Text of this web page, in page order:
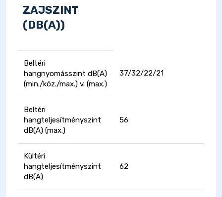
ZAJSZINT
(DB(A))
Beltéri
hangnyomásszint dB(A)
(min./köz./max.) v. (max.)
37/32/22/21
Beltéri
hangteljesítményszint
dB(A) (max.)
56
Kültéri
hangteljesítményszint
dB(A)
62